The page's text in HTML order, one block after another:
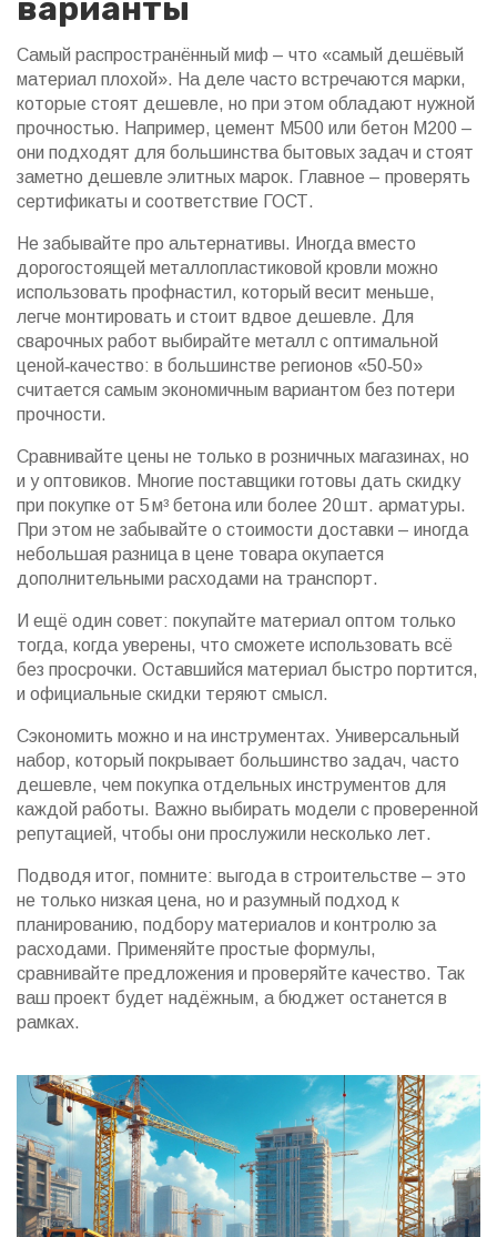
варианты
Самый распространённый миф – что «самый дешёвый
материал плохой». На деле часто встречаются марки,
которые стоят дешевле, но при этом обладают нужной
прочностью. Например, цемент М500 или бетон М200 –
они подходят для большинства бытовых задач и стоят
заметно дешевле элитных марок. Главное – проверять
сертификаты и соответствие ГОСТ.
Не забывайте про альтернативы. Иногда вместо
дорогостоящей металлопластиковой кровли можно
использовать профнастил, который весит меньше,
легче монтировать и стоит вдвое дешевле. Для
сварочных работ выбирайте металл с оптимальной
ценой‑качество: в большинстве регионов «50‑50»
считается самым экономичным вариантом без потери
прочности.
Сравнивайте цены не только в розничных магазинах, но
и у оптовиков. Многие поставщики готовы дать скидку
при покупке от 5 м³ бетона или более 20 шт. арматуры.
При этом не забывайте о стоимости доставки – иногда
небольшая разница в цене товара окупается
дополнительными расходами на транспорт.
И ещё один совет: покупайте материал оптом только
тогда, когда уверены, что сможете использовать всё
без просрочки. Оставшийся материал быстро портится,
и официальные скидки теряют смысл.
Сэкономить можно и на инструментах. Универсальный
набор, который покрывает большинство задач, часто
дешевле, чем покупка отдельных инструментов для
каждой работы. Важно выбирать модели с проверенной
репутацией, чтобы они прослужили несколько лет.
Подводя итог, помните: выгода в строительстве – это
не только низкая цена, но и разумный подход к
планированию, подбору материалов и контролю за
расходами. Применяйте простые формулы,
сравнивайте предложения и проверяйте качество. Так
ваш проект будет надёжным, а бюджет останется в
рамках.